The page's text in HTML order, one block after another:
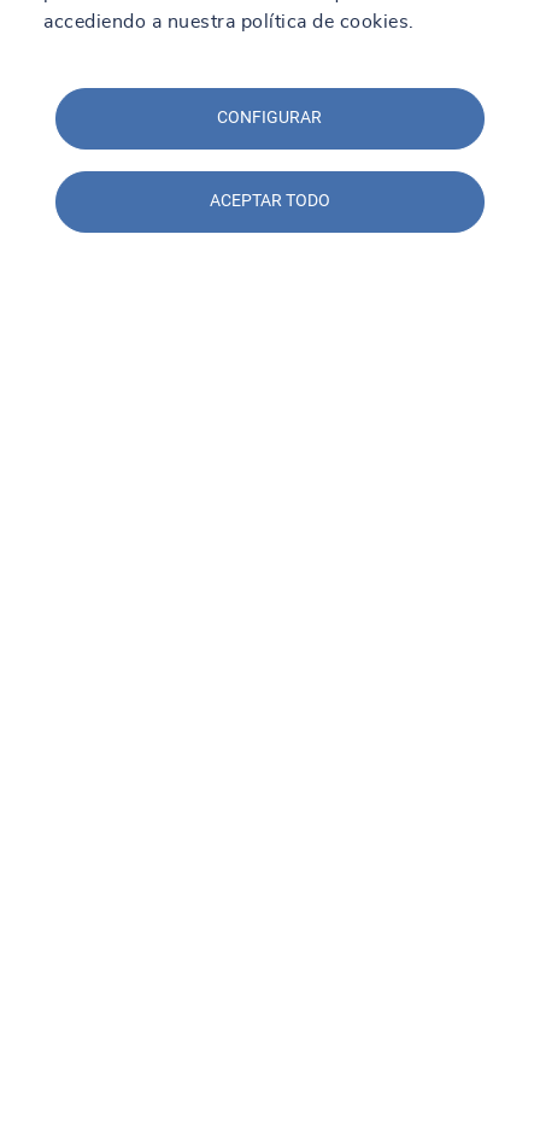
accediendo a nuestra política de cookies.
CONFIGURAR
ACEPTAR TODO